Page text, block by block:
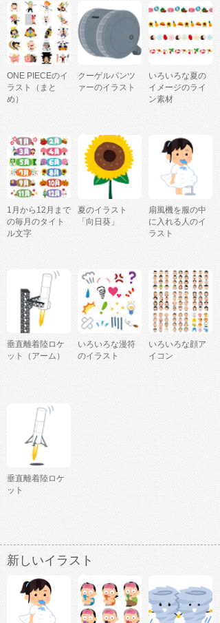
ONE PIECEのイ
ラスト（まと
め）
クーゲルパンツ
ァーのイラスト
いろいろな夏の
イメージのライ
ン素材
1月から12月まで
の毎月のタイト
ル文字
夏のイラスト
「向日葵」
扇風機を服の中
に入れる人のイ
ラスト
垂直離着陸ロケ
ット（アーム）
いろいろな漫符
のイラスト
いろいろな顔ア
イコン
垂直離着陸ロケ
ット
新しいイラスト